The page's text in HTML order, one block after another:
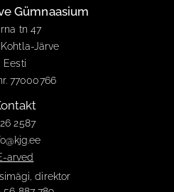
Gümnaasium
tn 47
Kohtla-Järve
Eesti
77000766
2587
arved
direktor